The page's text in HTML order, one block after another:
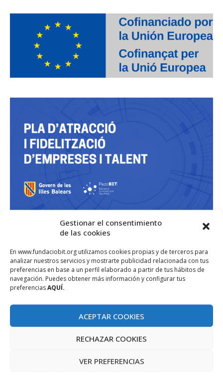
Gestionar el consentimiento
de las cookies
En www.fundaciobit.org utilizamos cookies propias y de terceros para
analizar nuestros servicios y mostrarte publicidad relacionada con tus
preferencias en base a un perfil elaborado a partir de tus hábitos de
navegación. Puedes obtener más información y configurar tus
preferenciasAQUÍ.
ACEPTAR COOKIES
RECHAZAR COOKIES
VER PREFERENCIAS